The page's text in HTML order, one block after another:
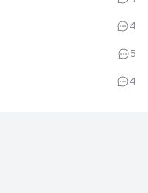
4
5
4